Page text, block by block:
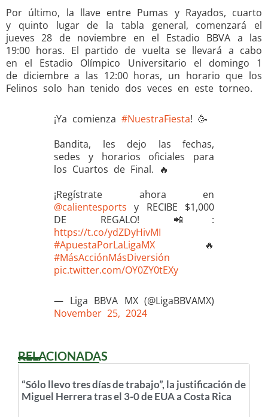
Por último, la llave entre Pumas y Rayados, cuarto
y quinto lugar de la tabla general, comenzará el
jueves 28 de noviembre en el Estadio BBVA a las
19:00 horas. El partido de vuelta se llevará a cabo
en el Estadio Olímpico Universitario el domingo 1
de diciembre a las 12:00 horas, un horario que los
Felinos solo han tenido dos veces en este torneo.
¡Ya comienza #NuestraFiesta! 🥳
Bandita, les dejo las fechas,
sedes y horarios oficiales para
los Cuartos de Final. 🔥
¡Regístrate ahora en
@calientesports y RECIBE $1,000
DE REGALO! 📲:
https://t.co/ydZDyHivMI
#ApuestaPorLaLigaMX 🔥
#MásAcciónMásDiversión
pic.twitter.com/OY0ZY0tEXy
— Liga BBVA MX (@LigaBBVAMX)
November 25, 2024
RELACIONADAS
“Sólo llevo tres días de trabajo”, la justificación de
Miguel Herrera tras el 3-0 de EUA a Costa Rica